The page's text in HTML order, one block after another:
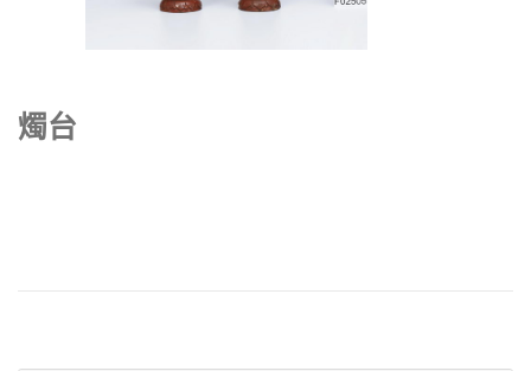
燭台